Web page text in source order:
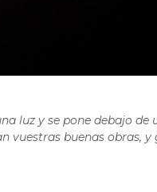
luz y se pone debajo de
vuestras buenas obras,